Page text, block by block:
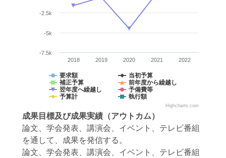
要求額
当初予算
補正予算
前年度から繰越し
翌年度へ繰越し
予備費等
予算計
執行額
2018 2019 2020 2021 2022
-7.5k
-5k
-2.5k
Highcharts.com
成果目標及び成果実績 （アウトカム）
論文、学会発表、講演会、イベント、テレビ番組
を通して、成果を発信する。
論文、学会発表、講演会、イベント、テレビ番組